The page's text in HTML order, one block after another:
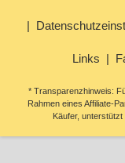
Links
* Transparenzhinweis:
Rahmen eines Affiliate-
Käufer,